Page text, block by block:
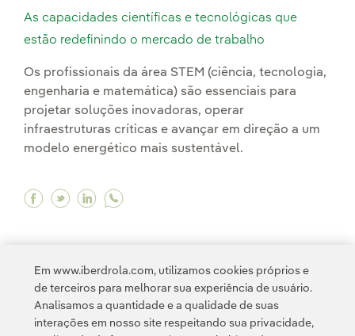
As capacidades científicas e tecnológicas que
estão redefinindo o mercado de trabalho
Os profissionais da área STEM (ciência, tecnologia,
engenharia e matemática) são essenciais para
projetar soluções inovadoras, operar
infraestruturas críticas e avançar em direção a um
modelo energético mais sustentável.
Facebook As capacidades científicas e
Twitter As capacidades científicas e
Linkedin As capacidades científicas
Em www.iberdrola.com, utilizamos cookies próprios e
de terceiros para melhorar sua experiência de usuário.
Analisamos a quantidade e a qualidade de suas
interações em nosso site respeitando sua privacidade,